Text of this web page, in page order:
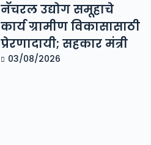
नॅचरल उद्योग समूहाचे
कार्य ग्रामीण विकासासाठी
प्रेरणादायी; सहकार मंत्री
03/08/2026